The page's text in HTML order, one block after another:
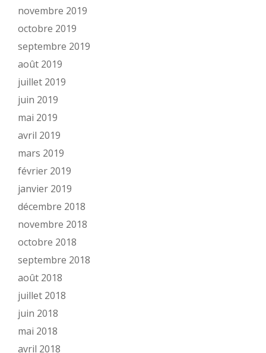
novembre 2019
octobre 2019
septembre 2019
août 2019
juillet 2019
juin 2019
mai 2019
avril 2019
mars 2019
février 2019
janvier 2019
décembre 2018
novembre 2018
octobre 2018
septembre 2018
août 2018
juillet 2018
juin 2018
mai 2018
avril 2018